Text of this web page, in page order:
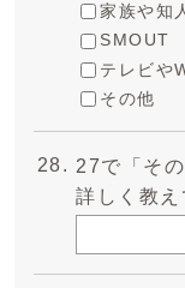
家族や知
SMOUT
テレビや
その他
27で「そ
詳しく教え